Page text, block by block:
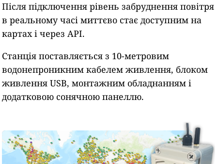
Після підключення рівень забруднення повітря
в реальному часі миттєво стає доступним на
картах і через API.
Станція поставляється з 10-метровим
водонепроникним кабелем живлення, блоком
живлення USB, монтажним обладнанням і
додатковою сонячною панеллю.